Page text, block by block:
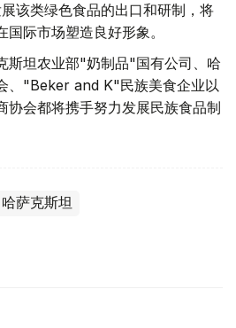
该类绿色食品的出口和研制，将
际市场塑造良好形象。
斯坦农业部"奶制品"国有公司、哈
、"Beker and K"民族美食企业以
协会都将携手努力发展民族食品制
哈萨克斯坦